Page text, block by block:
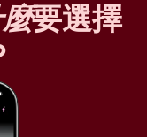
要選擇